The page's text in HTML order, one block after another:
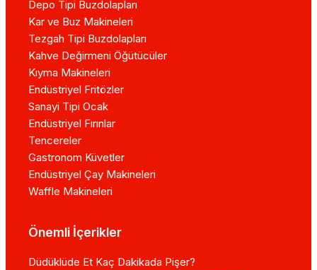
Depo Tipi Buzdolapları
Kar ve Buz Makineleri
Tezgah Tipi Buzdolapları
Kahve Değirmeni Öğütücüler
Kıyma Makineleri
Endüstriyel Fritözler
Sanayi Tipi Ocak
Endüstriyel Fırınlar
Tencereler
Gastronom Küvetler
Endüstriyel Çay Makineleri
Waffle Makineleri
Önemli İçerikler
Düdüklüde Et Kaç Dakikada Pişer?